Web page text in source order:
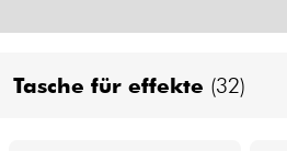
Verstärker & Effekte
Tasche für effekte (32)